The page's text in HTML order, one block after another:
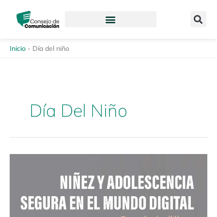
contenido
Inicio - Día del niño
Día Del Niño
adolescencia